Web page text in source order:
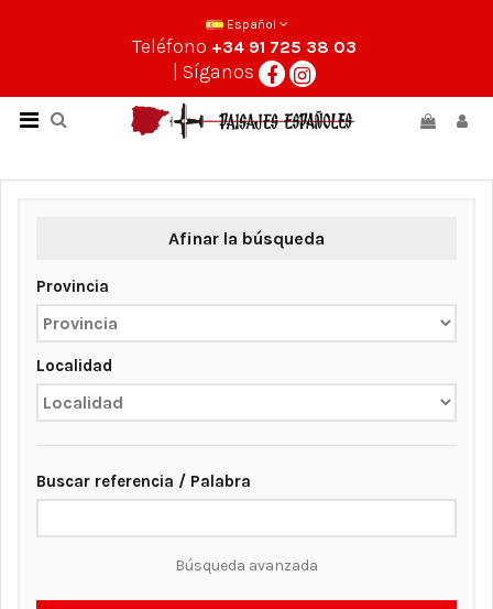
Español
Teléfono +34 91 725 38 03
| Síganos
Afinar la búsqueda
Provincia
Localidad
Buscar referencia / Palabra
Búsqueda avanzada